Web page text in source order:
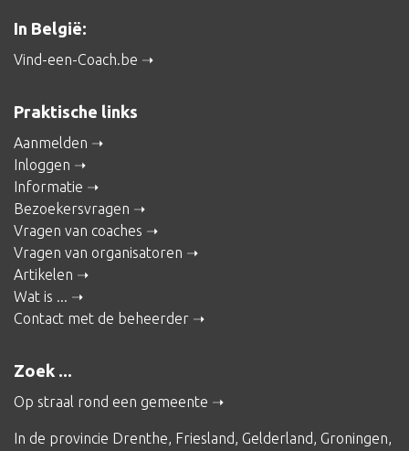
In België:
Vind-een-Coach.be
Praktische links
Aanmelden
Inloggen
Informatie
Bezoekersvragen
Vragen van coaches
Vragen van organisatoren
Artikelen
Wat is ...
Contact met de beheerder
Zoek ...
Op straal rond een gemeente
In de provincie Drenthe, Friesland, Gelderland, Groningen,